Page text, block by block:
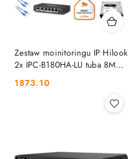
Zestaw moinitoringu IP Hilook
2x IPC-B180HA-LU tuba 8MP
Cena:
1873.10